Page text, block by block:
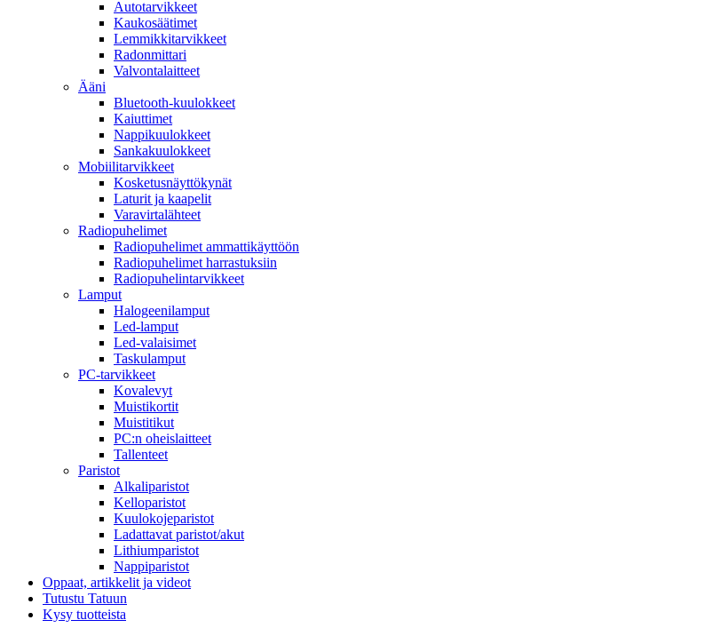
Autotarvikkeet
Kaukosäätimet
Lemmikkitarvikkeet
Radonmittari
Valvontalaitteet
Ääni
Bluetooth-kuulokkeet
Kaiuttimet
Nappikuulokkeet
Sankakuulokkeet
Mobiilitarvikkeet
Kosketusnäyttökynät
Laturit ja kaapelit
Varavirtalähteet
Radiopuhelimet
Radiopuhelimet ammattikäyttöön
Radiopuhelimet harrastuksiin
Radiopuhelintarvikkeet
Lamput
Halogeenilamput
Led-lamput
Led-valaisimet
Taskulamput
PC-tarvikkeet
Kovalevyt
Muistikortit
Muistitikut
PC:n oheislaitteet
Tallenteet
Paristot
Alkaliparistot
Kelloparistot
Kuulokojeparistot
Ladattavat paristot/akut
Lithiumparistot
Nappiparistot
Oppaat, artikkelit ja videot
Tutustu Tatuun
Kysy tuotteista